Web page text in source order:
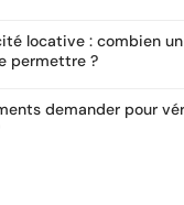
locative : combien
permettre ?
demander pour